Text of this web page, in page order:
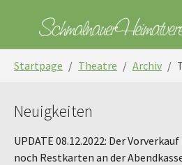
Startpage Theatre Archiv
Neuigkeiten
UPDATE 08.12.2022: Der
noch Restkarten an der